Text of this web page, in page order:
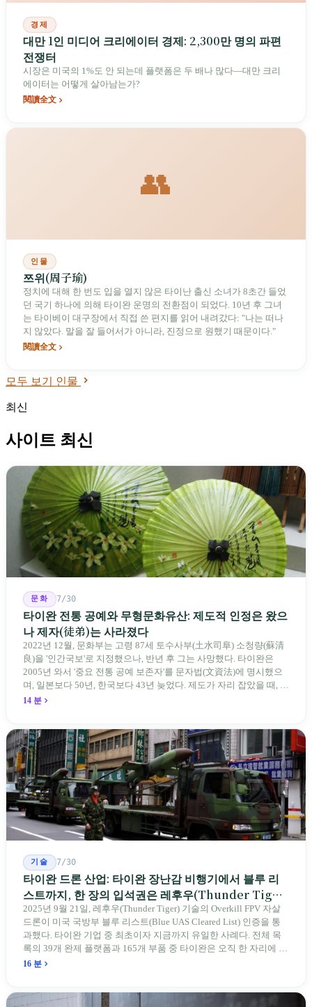
경제
대만 1인 미디어 크리에이터 경제: 2,300만 명의 파편
전쟁터
시장은 미국의 1%도 안 되는데 플랫폼은 두 배나 많다—대만 크리
에이터는 어떻게 살아남는가?
閱讀全文
👥
인물
쯔위(周子瑜)
정치에 대해 한 번도 입을 열지 않은 타이난 출신 소녀가 8초간 들었
던 국기 하나에 의해 타이완 운명의 전환점이 되었다. 10년 후 그녀
는 타이베이 대구장에서 직접 쓴 편지를 읽어 내려갔다: "나는 떠나
지 않았다. 말을 잘 들어서가 아니라, 진정으로 원했기 때문이다."
閱讀全文
모두 보기 인물
최신
사이트 최신
문화 7/30
타이완 전통 공예와 무형문화유산: 제도적 인정은 왔으
나 제자(徒弟)는 사라졌다
2022년 12월, 문화부는 고령 87세 토수사부(土水司阜) 소청량(蘇清
良)을 '인간국보'로 지정했으나, 반년 후 그는 사망했다. 타이완은
2005년 와서 '중요 전통 공예 보존자'를 문자법(文資法)에 명시했으
며, 일본보다 50년, 한국보다 43년 늦었다. 제도가 자리 잡았을 때, 제
자 제도는 이미 1970-80년대 산업화 과정에서 붕괴되었다. 600여 명
14 분
기술 7/30
타이완 드론 산업: 타이완 장난감 비행기에서 블루 리
스트까지, 한 장의 입석권은 레후우(Thunder Tiger)
에게
2025년 9월 21일, 레후우(Thunder Tiger) 기술의 Overkill FPV 자살
드론이 미국 국방부 블루 리스트(Blue UAS Cleared List) 인증을 통
과했다. 타이완 기업 중 최초이자 지금까지 유일한 사례다. 전체 목
록의 39개 완제 플랫폼과 165개 부품 중 타이완은 오직 한 자리에 불
과하다. 2026년 4월, 미국 양당 소속 상원의원 4명이 《타이완을 위
를 드러낸다: 타이완의 진입이 너무 느려 미국 스스로가 입법을 통해
16 분